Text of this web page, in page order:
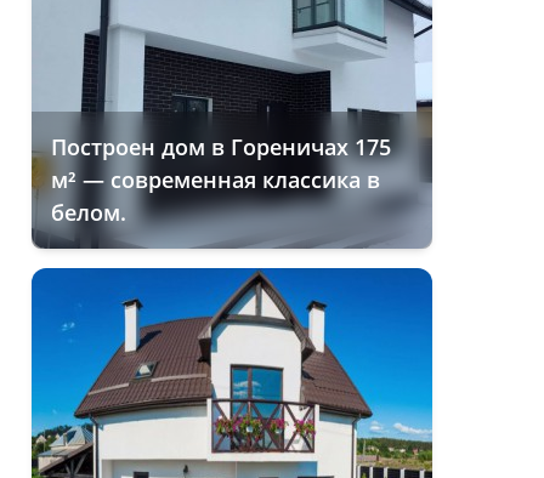
Построен дом в Гореничах 175
м² — современная классика в
белом.